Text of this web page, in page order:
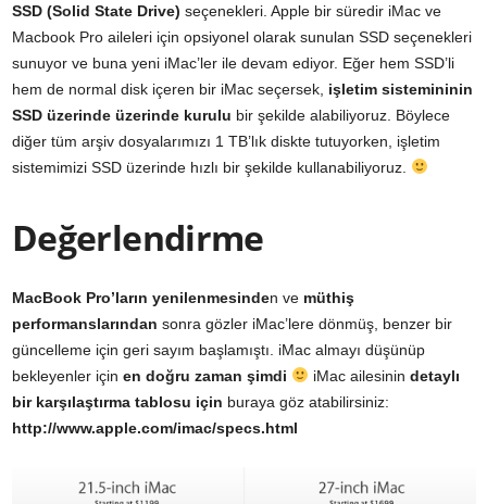
SSD (Solid State Drive) seçenekleri. Apple bir süredir iMac ve
Macbook Pro aileleri için opsiyonel olarak sunulan SSD seçenekleri
sunuyor ve buna yeni iMac’ler ile devam ediyor. Eğer hem SSD’li
hem de normal disk içeren bir iMac seçersek, işletim sistemininin
SSD üzerinde üzerinde kurulu bir şekilde alabiliyoruz. Böylece
diğer tüm arşiv dosyalarımızı 1 TB’lık diskte tutuyorken, işletim
sistemimizi SSD üzerinde hızlı bir şekilde kullanabiliyoruz.
Değerlendirme
MacBook Pro’ların yenilenmesinden ve müthiş
performanslarından sonra gözler iMac’lere dönmüş, benzer bir
güncelleme için geri sayım başlamıştı. iMac almayı düşünüp
bekleyenler için en doğru zaman şimdi iMac ailesinin detaylı
bir karşılaştırma tablosu için buraya göz atabilirsiniz:
http://www.apple.com/imac/specs.html